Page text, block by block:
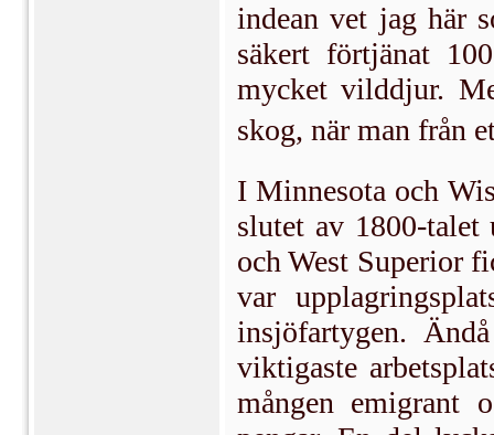
indean vet jag här
säkert förtjänat
mycket vilddjur.
skog, när man från
I Minnesota och
slutet av 1800-talet
och West Superior
var
insjöfartygen.
viktigaste
mången emigrant